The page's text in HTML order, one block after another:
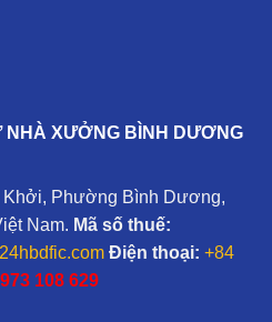
XƯỞNG BÌNH DƯƠNG
Phường Bình Dương,
Nam. Mã số thuế:
Điện thoại: +84
108 629